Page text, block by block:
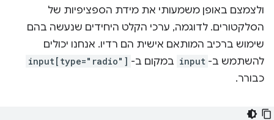
ולצמצם באופן משמעותי את מידת הספציפיות של
הסלקטורים. לדוגמה, ערכי הקלט היחידים שנעשה בהם
שימוש ברכיב המותאם אישית הם רדיו. אנחנו יכולים
להשתמש ב- input במקום ב- input[type="radio"]
כבורר.